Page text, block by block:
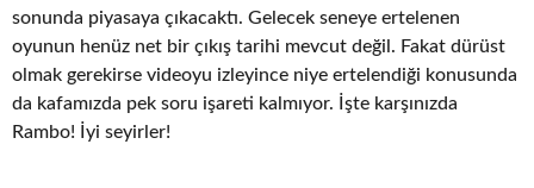
sonunda piyasaya çıkacaktı. Gelecek seneye ertelenen
oyunun henüz net bir çıkış tarihi mevcut değil. Fakat dürüst
olmak gerekirse videoyu izleyince niye ertelendiği konusunda
da kafamızda pek soru işareti kalmıyor. İşte karşınızda
Rambo! İyi seyirler!